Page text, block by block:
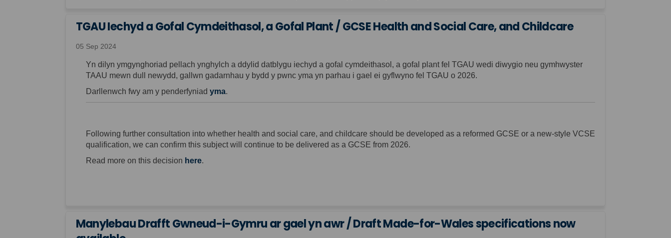
TGAU Iechyd a Gofal Cymdeithasol, a Gofal Plant / GCSE Health and Social Care, and Childcare
05 Sep 2024
Yn dilyn ymgynghoriad pellach ynghylch a ddylid datblygu iechyd a gofal cymdeithasol, a gofal plant fel TGAU wedi diwygio neu gymhwyster
TAAU mewn dull newydd, gallwn gadarnhau y bydd y pwnc yma yn parhau i gael ei gyflwyno fel TGAU o 2026.
Darllenwch fwy am y penderfyniad yma.
Following further consultation into whether health and social care, and childcare should be developed as a reformed GCSE or a new-style VCSE
qualification, we can confirm this subject will continue to be delivered as a GCSE from 2026.
Read more on this decision here.
Manylebau Drafft Gwneud-i-Gymru ar gael yn awr / Draft Made-for-Wales specifications now